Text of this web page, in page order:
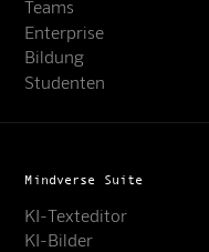
Teams
Enterprise
Bildung
Studenten
Mindverse Suite
KI-Texteditor
KI-Bilder